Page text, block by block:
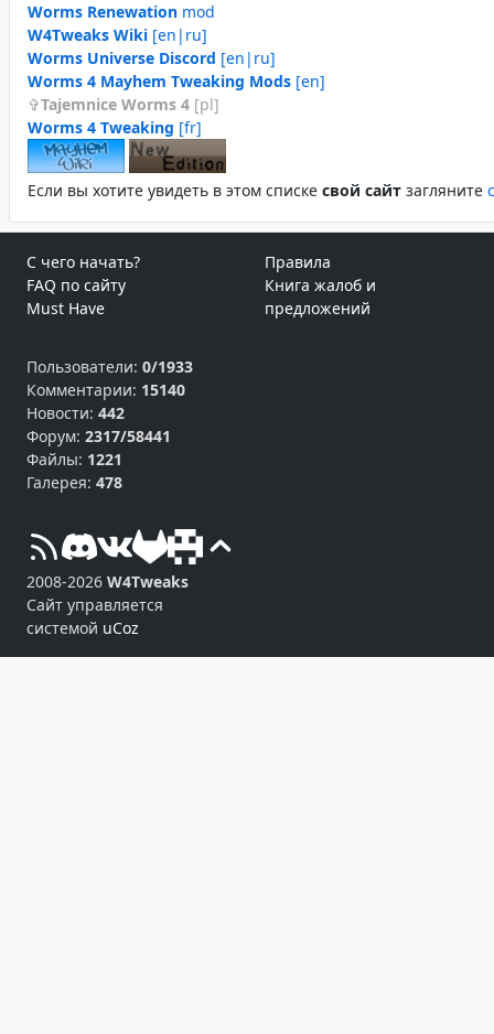
Worms Renewation mod
W4Tweaks Wiki [en|ru]
Worms Universe Discord [en|ru]
Worms 4 Mayhem Tweaking Mods [en]
Tajemnice Worms 4 [pl]
Worms 4 Tweaking [fr]
Если вы хотите увидеть в этом спиcке свой сайт загляните
С чего начать?
FAQ по сайту
Must Have
Правила
Книга жалоб и
предложений
Пользователи: 0/1933
Комментарии: 15140
Новости: 442
Форум: 2317/58441
Файлы: 1221
Галерея: 478
2008-2026 W4Tweaks
Сайт управляется
системой uCoz